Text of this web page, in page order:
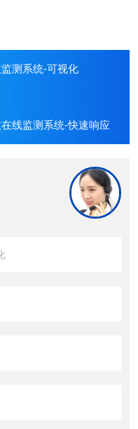
测系统-可视化
线监测系统-快速响应